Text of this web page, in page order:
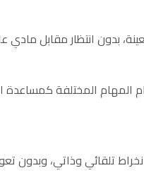
انتظار مقابل مادي
المهام المختلفة كمساعدة
تلقائي وذاتي، وبدون